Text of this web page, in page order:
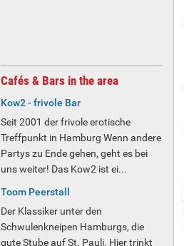
Cafés & Bars in the area
Kow2 - frivole Bar
Seit 2001 der frivole erotische
Treffpunkt in Hamburg Wenn andere
Partys zu Ende gehen, geht es bei
uns weiter! Das Kow2 ist ei...
Toom Peerstall
Der Klassiker unter den
Schwulenkneipen Hamburgs, die
gute Stube auf St. Pauli. Hier trinkt